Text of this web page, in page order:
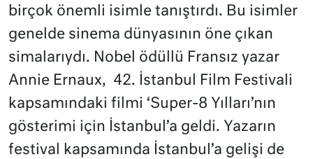
birçok önemli isimle tanıştırdı. Bu isimler
genelde sinema dünyasının öne çıkan
simalarıydı. Nobel ödüllü Fransız yazar
Annie Ernaux, 42. İstanbul Film Festivali
kapsamındaki filmi ‘Super-8 Yılları’nın
gösterimi için İstanbul’a geldi. Yazarın
festival kapsamında İstanbul’a gelişi de